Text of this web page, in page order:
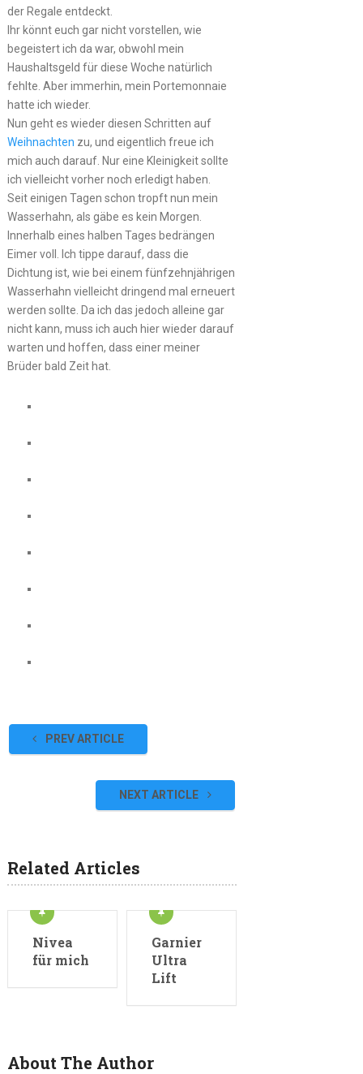
der Regale entdeckt.
Ihr könnt euch gar nicht vorstellen, wie
begeistert ich da war, obwohl mein
Haushaltsgeld für diese Woche natürlich
fehlte. Aber immerhin, mein Portemonnaie
hatte ich wieder.
Nun geht es wieder diesen Schritten auf
Weihnachten zu, und eigentlich freue ich
mich auch darauf. Nur eine Kleinigkeit sollte
ich vielleicht vorher noch erledigt haben.
Seit einigen Tagen schon tropft nun mein
Wasserhahn, als gäbe es kein Morgen.
Innerhalb eines halben Tages bedrängen
Eimer voll. Ich tippe darauf, dass die
Dichtung ist, wie bei einem fünfzehnjährigen
Wasserhahn vielleicht dringend mal erneuert
werden sollte. Da ich das jedoch alleine gar
nicht kann, muss ich auch hier wieder darauf
warten und hoffen, dass einer meiner
Brüder bald Zeit hat.
PREV ARTICLE
NEXT ARTICLE
Related Articles
Nivea
für mich
Garnier
Ultra
Lift
About The Author